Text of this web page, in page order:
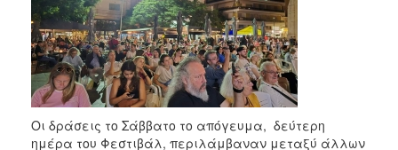
ΤΟΠΟΣ
ΠΟΛΙΤΙΣΜΟΣ
Οι δράσεις το Σάββατο το απόγευμα, δεύτερη
ημέρα του Φεστιβάλ, περιλάμβαναν μεταξύ άλλων